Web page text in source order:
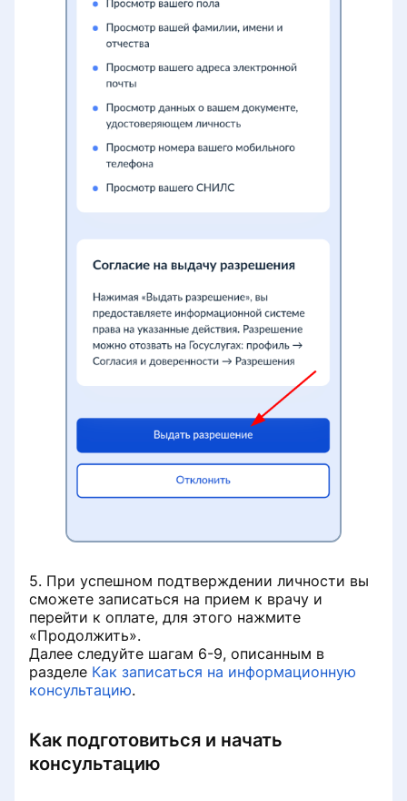
5. При успешном подтверждении личности вы
сможете записаться на прием к врачу и
перейти к оплате, для этого нажмите
«Продолжить».
Далее следуйте шагам 6-9, описанным в
разделе Как записаться на информационную
консультацию.
Как подготовиться и начать
консультацию